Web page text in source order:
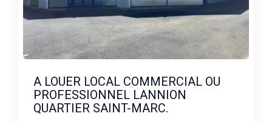
A LOUER LOCAL COMMERCIAL OU
PROFESSIONNEL LANNION
QUARTIER SAINT-MARC.